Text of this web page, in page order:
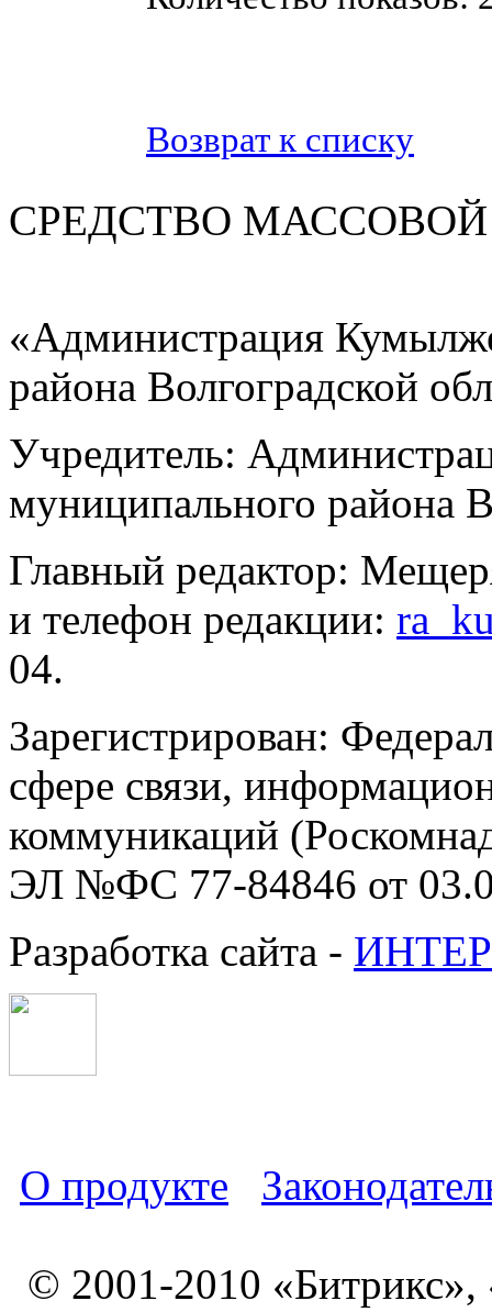
Возврат к списку
СРЕДСТВО
«Администрация
района Волгоградской
Учредитель:
муниципального района
Главный редактор:
и телефон редакции:
04.
Зарегистрирован:
сфере связи,
коммуникаций
ЭЛ №ФС 77-84846 от
Разработка сайта -
О продукте
© 2001-2010 «Битрикс»,